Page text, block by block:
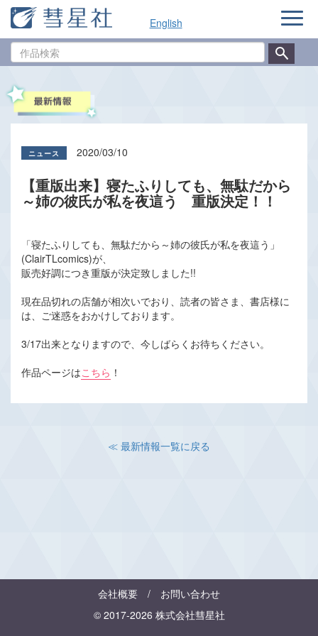
English
品
ナ
ゲ
2020/03/10
【重版出来】寝たふりしても、無駄だから
～姉の彼氏が私を夜這う 重版決定！！
「寝たふりしても、無駄だから～姉の彼氏が私を夜這う」
(ClairTLcomics)が、
販売好調につき重版が決定致しました!!
現在品切れの店舗が相次いでおり、読者の皆さま、書店様に
は、ご迷惑をおかけしております。
3/17出来となりますので、今しばらくお待ちください。
作品ページはこちら ！
≪ 最新情報一覧に戻る
会社概要 / お問い合わせ
© 2017-2026 株式会社彗星社